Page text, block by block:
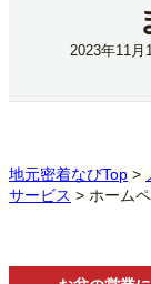
2023年11月
地元密着なびTop >
サービス > ホーム